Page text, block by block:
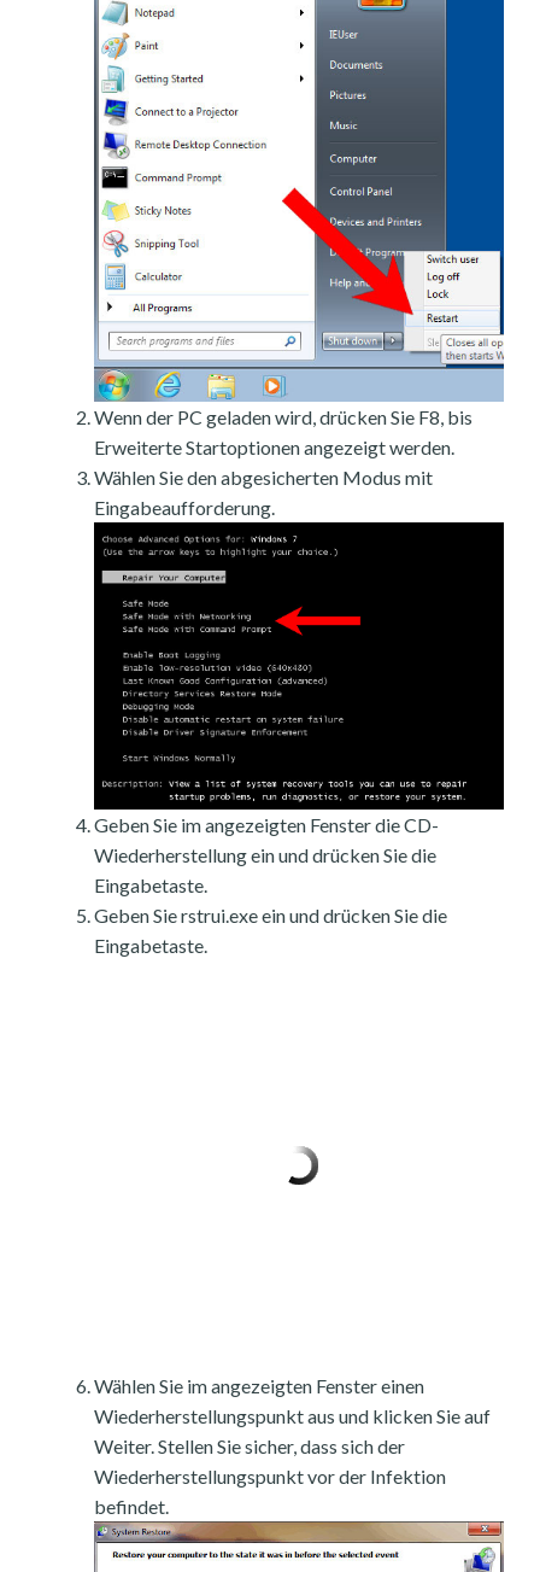
Wenn der PC geladen wird, drücken Sie F8, bis
Erweiterte Startoptionen angezeigt werden.
Wählen Sie den abgesicherten Modus mit
Eingabeaufforderung.
Geben Sie im angezeigten Fenster die CD-
Wiederherstellung ein und drücken Sie die
Eingabetaste.
Geben Sie rstrui.exe ein und drücken Sie die
Eingabetaste.
Wählen Sie im angezeigten Fenster einen
Wiederherstellungspunkt aus und klicken Sie auf
Weiter. Stellen Sie sicher, dass sich der
Wiederherstellungspunkt vor der Infektion
befindet.